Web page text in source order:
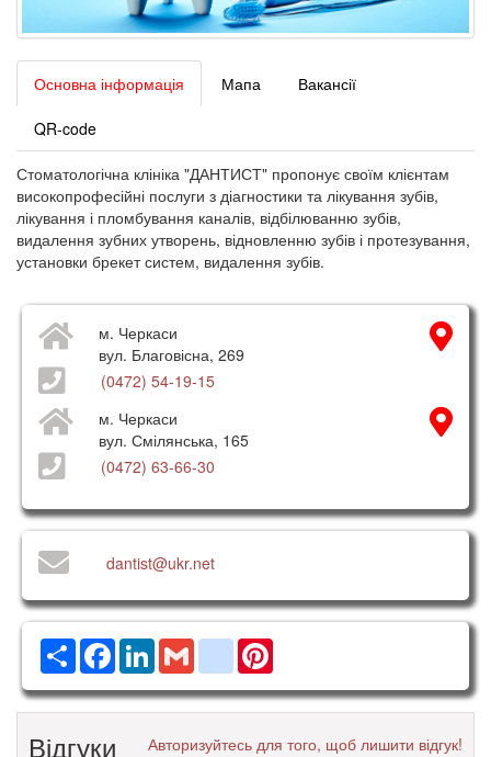
Основна інформація Мапа Вакансії
QR-code
Стоматологічна клініка "ДАНТИСТ" пропонує своїм клієнтам
високопрофесійні послуги з діагностики та лікування зубів,
лікування і пломбування каналів, відбілюванню зубів,
видалення зубних утворень, відновленню зубів і протезування,
установки брекет систем, видалення зубів.
м. Черкаси
вул. Благовісна, 269
(0472) 54-19-15
м. Черкаси
вул. Смілянська, 165
(0472) 63-66-30
dantist@ukr.net
РесурсFacebook
LinkedInGmail google_bookmarks
Відгуки Авторизуйтесь для того, щоб лишити відгук!